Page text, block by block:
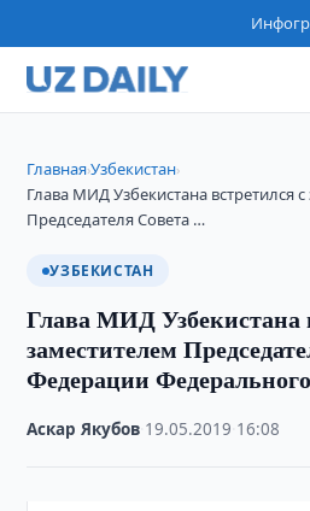
Главная›Узбекистан›
Глава МИД Узбекистана встретился
Председателя Совета …
УЗБЕКИСТАН
Глава МИД Узбекистана
заместителем
Федерации
Аскар Якубов 19.05.2019 16:08